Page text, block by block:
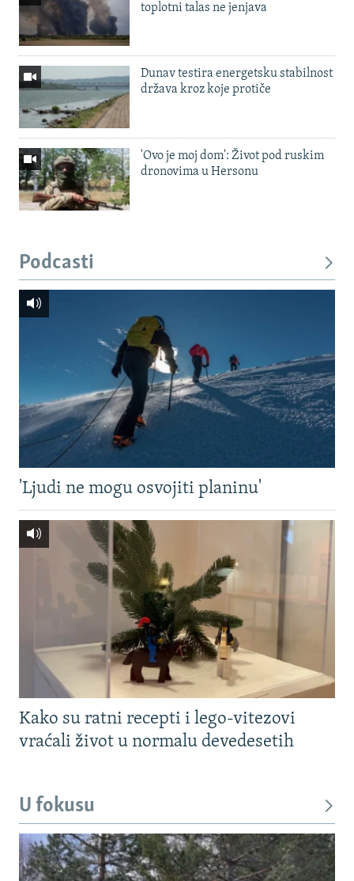
toplotni talas ne jenjava
Dunav testira energetsku stabilnost
država kroz koje protiče
'Ovo je moj dom': Život pod ruskim
dronovima u Hersonu
Podcasti
'Ljudi ne mogu osvojiti planinu'
Kako su ratni recepti i lego-vitezovi
vraćali život u normalu devedesetih
U fokusu